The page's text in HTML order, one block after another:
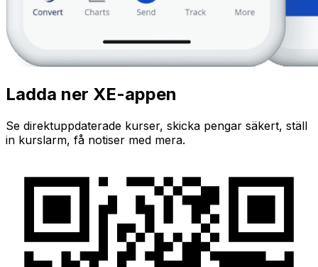
Ladda ner XE-appen
Se direktuppdaterade kurser, skicka pengar säkert, ställ
in kurslarm, få notiser med mera.